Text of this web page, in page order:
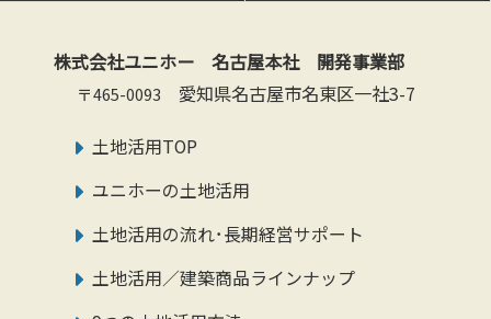
株式会社ユニホー 名古屋本社 開発事業部
〒465-0093 愛知県名古屋市名東区一社3-7
土地活用TOP
ユニホーの土地活用
土地活用の流れ･長期経営サポート
土地活用／建築商品ラインナップ